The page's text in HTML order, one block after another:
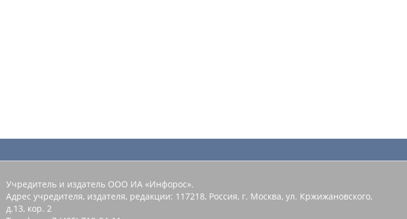
Учредитель и издатель ООО ИА «Инфорос».
Адрес учредителя, издателя, редакции: 117218, Россия, г. Москва, ул. Кржижановского,
д.13, кор. 2